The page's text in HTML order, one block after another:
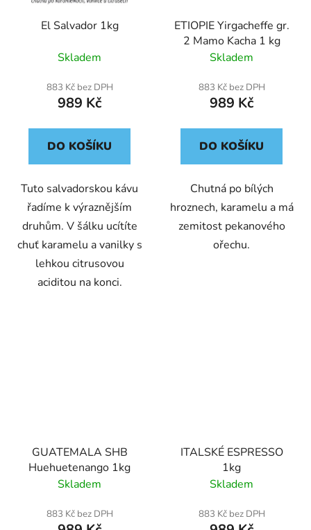
El Salvador 1kg
Skladem
883 Kč bez DPH
989 Kč
DO KOŠÍKU
Tuto salvadorskou kávu
řadíme k výraznějším
druhům. V šálku ucítíte
chuť karamelu a vanilky s
lehkou citrusovou
aciditou na konci.
ETIOPIE Yirgacheffe gr.
2 Mamo Kacha 1 kg
Skladem
883 Kč bez DPH
989 Kč
DO KOŠÍKU
Chutná po bílých
hroznech, karamelu a má
zemitost pekanového
ořechu.
GUATEMALA SHB
Huehuetenango 1kg
Skladem
883 Kč bez DPH
ITALSKÉ ESPRESSO
1kg
Skladem
883 Kč bez DPH